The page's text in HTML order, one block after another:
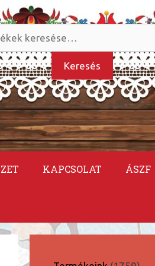
Keresés
KAPCSOLAT ÁSZF